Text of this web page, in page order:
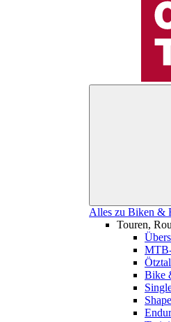
Alles zu Biken &
Touren,
Bike